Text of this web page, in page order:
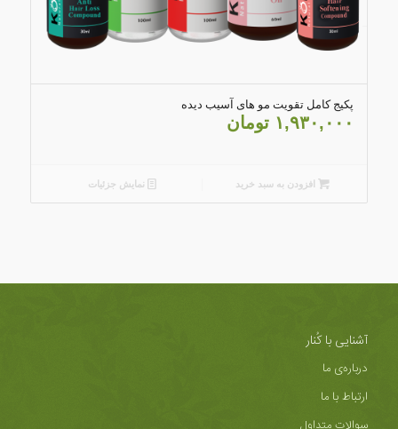
4.82
پکیج کامل تقویت مو های آسیب دیده
۱,۹۳۰,۰۰۰ تومان
افزودن به سبد خرید نمایش جزئیات
آشنایی با کُنار
درباره‌ی ما
ارتباط با ما